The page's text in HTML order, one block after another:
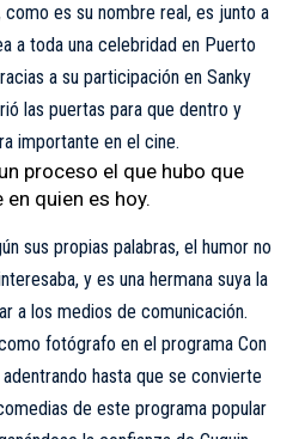
es su nombre real, es junto a
a toda una celebridad en Puerto
a su participación en Sanky
las puertas para que dentro y
importante en el cine.
proceso el que hubo que
quien es hoy.
sus propias palabras, el humor no
y es una hermana suya la
a los medios de comunicación.
fotógrafo en el programa Con
hasta que se convierte
de este programa popular